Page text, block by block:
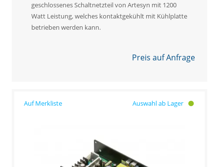
geschlossenes Schaltnetzteil von Artesyn mit 1200
Watt Leistung, welches kontaktgekühlt mit Kühlplatte
betrieben werden kann.
Preis auf Anfrage
Auswahl ab Lager